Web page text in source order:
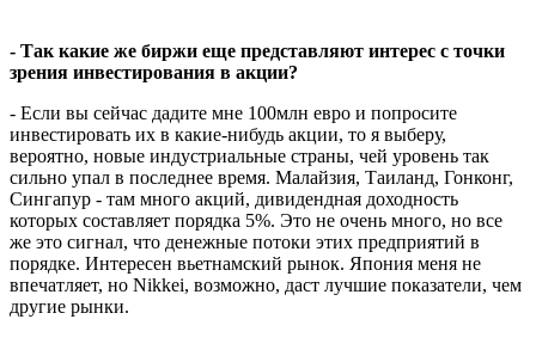
- Так какие же биржи еще представляют интерес с точки
зрения инвестирования в акции?
- Если вы сейчас дадите мне 100млн евро и попросите
инвестировать их в какие-нибудь акции, то я выберу,
вероятно, новые индустриальные страны, чей уровень так
сильно упал в последнее время. Малайзия, Таиланд, Гонконг,
Сингапур - там много акций, дивидендная доходность
которых составляет порядка 5%. Это не очень много, но все
же это сигнал, что денежные потоки этих предприятий в
порядке. Интересен вьетнамский рынок. Япония меня не
впечатляет, но Nikkei, возможно, даст лучшие показатели, чем
другие рынки.